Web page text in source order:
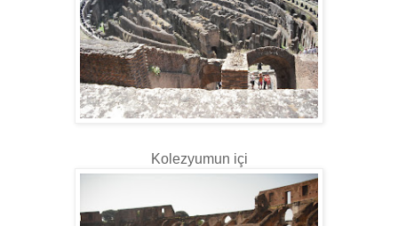
Kolezyumun içi